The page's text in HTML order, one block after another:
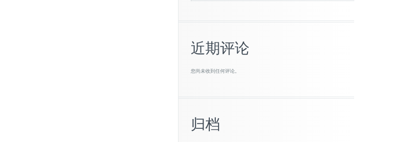
近期评论
您尚未收到任何评论。
归档